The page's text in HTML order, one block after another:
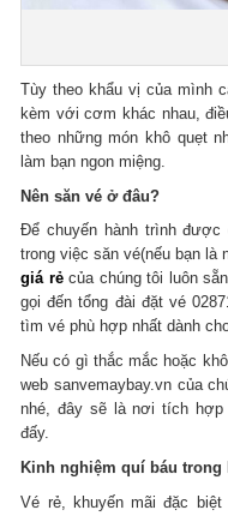
Tùy theo khẩu vị của mình
kèm với cơm khác nhau,
theo những món khô quẹt
làm bạn ngon miệng.
Nên săn vé ở đâu?
Để chuyến hành trình
trong việc săn vé(nếu bạn là
giá rẻ của chúng tôi luôn
gọi đến tổng đài đặt vé
tìm vé phù hợp nhất dành
Nếu có gì thắc mắc hoặc
web sanvemaybay.vn của
nhé, đây sẽ là nơi tích hợp
đấy.
Kinh nghiệm quí báu trong
Vé rẻ, khuyến mãi đặc